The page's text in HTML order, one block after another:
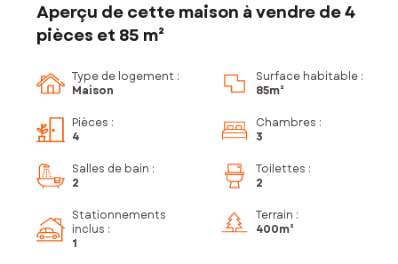
Aperçu de cette maison à vendre de 4
pièces et 85 m²
Type de logement :
Maison
Surface habitable :
85m²
Pièces :
4
Chambres :
3
Salles de bain :
2
Toilettes :
2
Stationnements
inclus :
1
Terrain :
400m²